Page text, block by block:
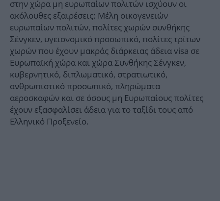
στην χώρα μη ευρωπαίων πολιτών ισχύουν οι
ακόλουθες εξαιρέσεις: Μέλη οικογενειών
ευρωπαίων πολιτών, πολίτες χωρών συνθήκης
Σένγκεν, υγειονομικό προσωπικό, πολίτες τρίτων
χωρών που έχουν μακράς διάρκειας άδεια visa σε
Ευρωπαϊκή χώρα και χώρα Συνθήκης Σένγκεν,
κυβερνητικό, διπλωματικό, στρατιωτικό,
ανθρωπιστικό προσωπικό, πληρώματα
αεροσκαφών και σε όσους μη Ευρωπαίους πολίτες
έχουν εξασφαλίσει άδεια για το ταξίδι τους από
Ελληνικό Προξενείο.